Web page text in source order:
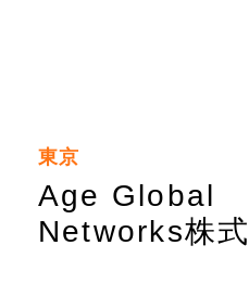
東京
Age Global
Networks株